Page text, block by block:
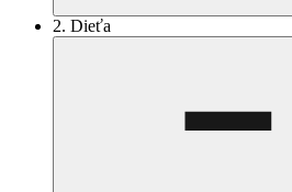
2. Dieťa